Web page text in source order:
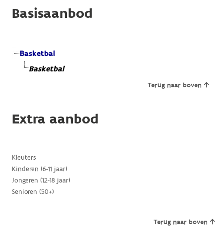
Basisaanbod
Basketbal
Basketbal
Terug naar boven
Extra aanbod
Kleuters
Kinderen (6-11 jaar)
Jongeren (12-18 jaar)
Senioren (50+)
Terug naar boven